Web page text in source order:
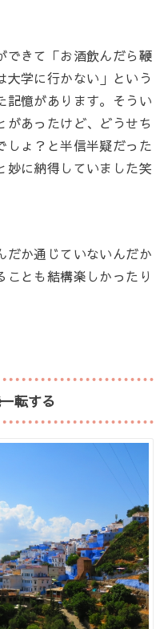
できて「お酒飲んだら鞭
大学に行かない」という
記憶があります。そうい
があったけど、どうせち
しょ？と半信半疑だった
妙に納得していました笑
だか通じていないんだか
とも結構楽しかったり
転する